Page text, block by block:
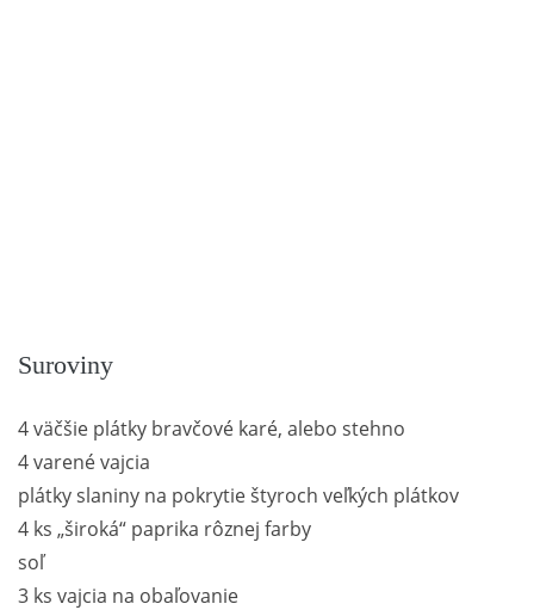
Suroviny
4 väčšie plátky bravčové karé, alebo stehno
4 varené vajcia
plátky slaniny na pokrytie štyroch veľkých plátkov
4 ks „široká“ paprika rôznej farby
soľ
3 ks vajcia na obaľovanie